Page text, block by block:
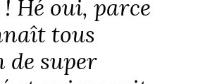
Hé oui, parce
tous
de super